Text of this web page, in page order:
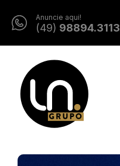
Anuncie aqui!
(49) 98894.3113